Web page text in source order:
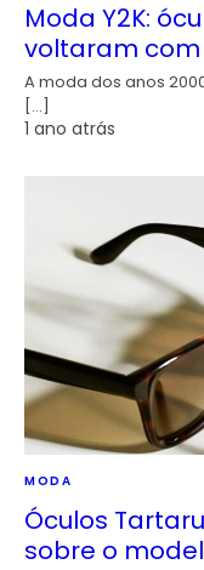
Moda Y2K:
voltaram
A moda dos anos
[…]
1 ano atrás
MODA
Óculos
sobre o